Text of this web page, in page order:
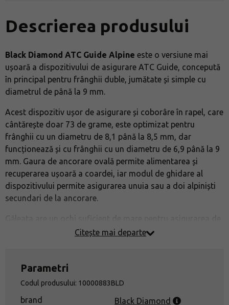
Descrierea produsului
Black Diamond ATC Guide Alpine este o versiune mai
ușoară a dispozitivului de asigurare ATC Guide, concepută
în principal pentru frânghii duble, jumătate și simple cu
diametrul de până la 9 mm.
Acest dispozitiv ușor de asigurare și coborâre în rapel, care
cântărește doar 73 de grame, este optimizat pentru
frânghii cu un diametru de 8,1 până la 8,5 mm, dar
funcționează și cu frânghii cu un diametru de 6,9 până la 9
mm. Gaura de ancorare ovală permite alimentarea și
recuperarea ușoară a coardei, iar modul de ghidare al
dispozitivului permite asigurarea unuia sau a doi alpiniști
secundari de la ancorare.
la parașută și o mică gaură de carabinier pentru eliberarea
forma compactă face ca disjunctorul să fie ușor de
Citește mai departe
Parametri
Codul produsului: 10000883BLD
brand Black Diamond